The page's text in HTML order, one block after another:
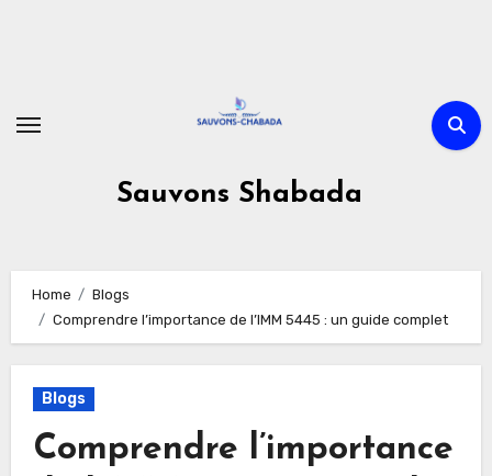
Sauvons Shabada
Home
Blogs
Comprendre l’importance de l’IMM 5445 : un guide complet
Blogs
Comprendre l’importance